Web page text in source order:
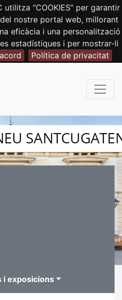
utilitza “COOKIES” per garantir
nostre portal web, millorant
eficàcia i una personalització
estadístiques i per mostrar-li
Política de privacitat
i exposicions